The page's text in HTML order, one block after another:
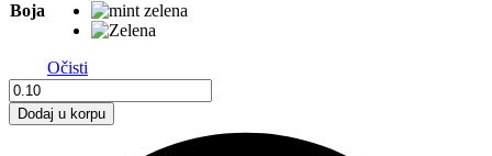
Boja
Očisti
FUTER
količina
Dodaj u korpu